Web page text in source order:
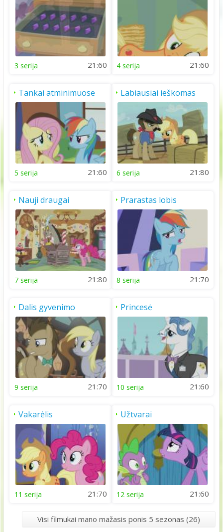
3 serija 21:60 4 serija 21:60
Tankai atminimuose
5 serija 21:60
Labiausiai ieškomas
6 serija 21:80
Nauji draugai
7 serija 21:80
Prarastas lobis
8 serija 21:70
Dalis gyvenimo
9 serija 21:70
Princesė
10 serija 21:60
Vakarėlis
11 serija 21:70
Užtvarai
12 serija 21:60
Visi filmukai mano mažasis ponis 5 sezonas (26)